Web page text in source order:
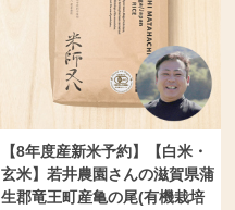
【8年度産新米予約】【白米・
玄米】若井農園さんの滋賀県蒲
生郡竜王町産亀の尾(有機栽培